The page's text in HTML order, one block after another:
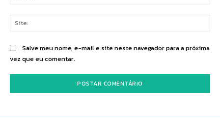
Salve meu nome, e-mail e site neste navegador para a próxima
vez que eu comentar.